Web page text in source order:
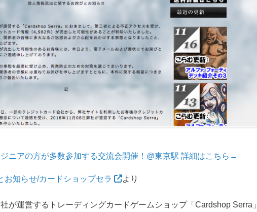
ニアの方が多数参加する交流会開催！@東京駅 詳細はこちら→
お知らせ/カードショップセラ より
が運営するトレーディングカードゲームショップ「Cardshop Serra」